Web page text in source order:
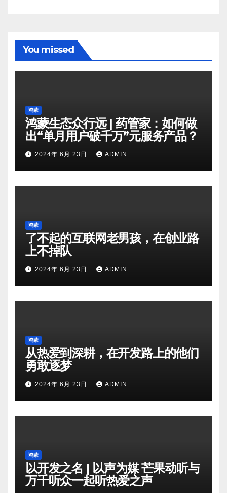
You missed
鸿蒙
鸿蒙生态众行远 | 药管家：如何做
出“单月用户破千万”元服务产品？
2024年 6月 23日 ADMIN
鸿蒙
了不起的互联网老男孩，在创业路
上不掉队
2024年 6月 23日 ADMIN
鸿蒙
从热爱到深耕，在开发路上的他们
勇敢逐梦
2024年 6月 23日 ADMIN
鸿蒙
以开发之名 | 以声为媒 芒果动听与
万千听众一起听热爱之声